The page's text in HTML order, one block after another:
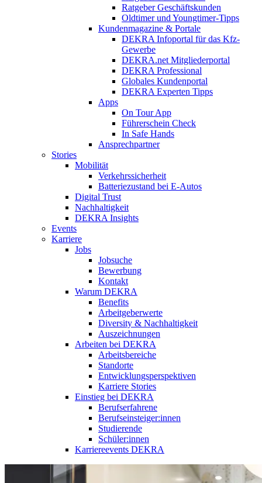
Ratgeber Geschäftskunden
Oldtimer und Youngtimer-Tipps
Kundenmagazine & Portale
DEKRA Infoportal für das Kfz-
Gewerbe
DEKRA.net Mitgliederportal
DEKRA Professional
Globales Kundenportal
DEKRA Experten Tipps
Apps
On Tour App
Führerschein Check
In Safe Hands
Ansprechpartner
Stories
Mobilität
Verkehrssicherheit
Batteriezustand bei E-Autos
Digital Trust
Nachhaltigkeit
DEKRA Insights
Events
Karriere
Jobs
Jobsuche
Bewerbung
Kontakt
Warum DEKRA
Benefits
Arbeitgeberwerte
Diversity & Nachhaltigkeit
Auszeichnungen
Arbeiten bei DEKRA
Arbeitsbereiche
Standorte
Entwicklungsperspektiven
Karriere Stories
Einstieg bei DEKRA
Berufserfahrene
Berufseinsteiger:innen
Studierende
Schüler:innen
Karriereevents DEKRA